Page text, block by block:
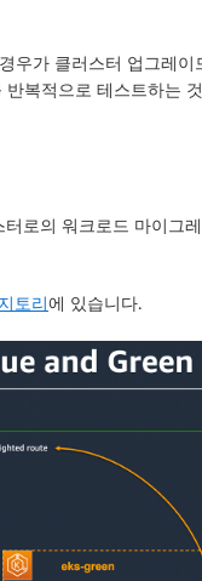
우가 클러스터 업그레이
복적으로 테스트하는
로의 워크로드 마이그
토리에 있습니다.